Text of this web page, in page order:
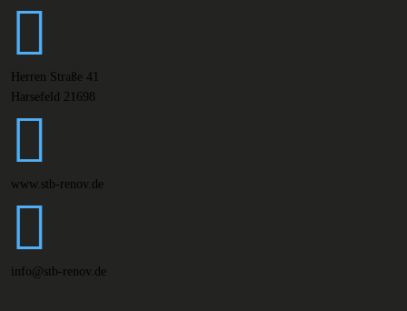
Herren Straße 41
Harsefeld 21698
www.stb-renov.de
info@stb-renov.de